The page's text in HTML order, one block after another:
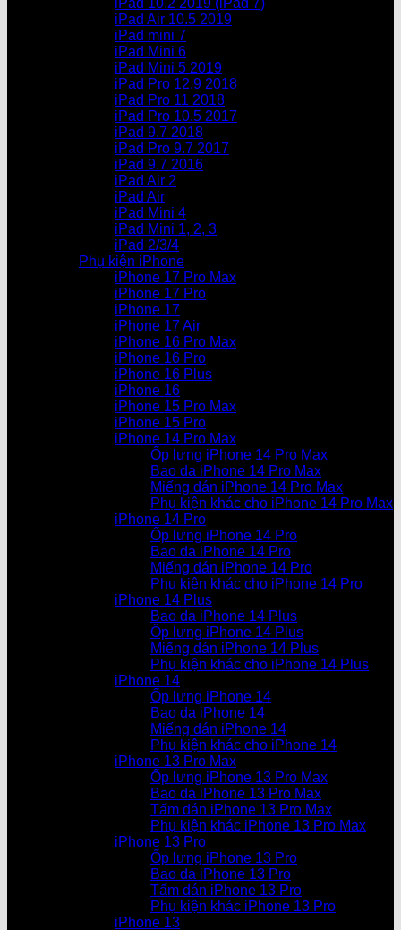
iPad 10.2 2019 (iPad 7)
iPad Air 10.5 2019
iPad mini 7
iPad Mini 6
iPad Mini 5 2019
iPad Pro 12.9 2018
iPad Pro 11 2018
iPad Pro 10.5 2017
iPad 9.7 2018
iPad Pro 9.7 2017
iPad 9.7 2016
iPad Air 2
iPad Air
iPad Mini 4
iPad Mini 1, 2, 3
iPad 2/3/4
Phụ kiện iPhone
iPhone 17 Pro Max
iPhone 17 Pro
iPhone 17
iPhone 17 Air
iPhone 16 Pro Max
iPhone 16 Pro
iPhone 16 Plus
iPhone 16
iPhone 15 Pro Max
iPhone 15 Pro
iPhone 14 Pro Max
Ốp lưng iPhone 14 Pro Max
Bao da iPhone 14 Pro Max
Miếng dán iPhone 14 Pro Max
Phụ kiện khác cho iPhone 14 Pro Max
iPhone 14 Pro
Ốp lưng iPhone 14 Pro
Bao da iPhone 14 Pro
Miếng dán iPhone 14 Pro
Phụ kiện khác cho iPhone 14 Pro
iPhone 14 Plus
Bao da iPhone 14 Plus
Ốp lưng iPhone 14 Plus
Miếng dán iPhone 14 Plus
Phụ kiện khác cho iPhone 14 Plus
iPhone 14
Ốp lưng iPhone 14
Bao da iPhone 14
Miếng dán iPhone 14
Phụ kiện khác cho iPhone 14
iPhone 13 Pro Max
Ốp lưng iPhone 13 Pro Max
Bao da iPhone 13 Pro Max
Tấm dán iPhone 13 Pro Max
Phụ kiện khác iPhone 13 Pro Max
iPhone 13 Pro
Ốp lưng iPhone 13 Pro
Bao da iPhone 13 Pro
Tấm dán iPhone 13 Pro
Phụ kiện khác iPhone 13 Pro
iPhone 13